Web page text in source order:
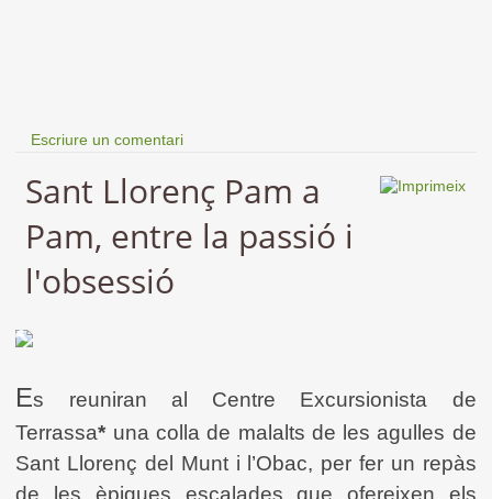
Escriure un comentari
Sant Llorenç Pam a
Pam, entre la passió i
l'obsessió
Es reuniran al Centre Excursionista de
Terrassa*una colla de malalts de les agulles de
Sant Llorenç del Munt i l’Obac, per fer un repàs